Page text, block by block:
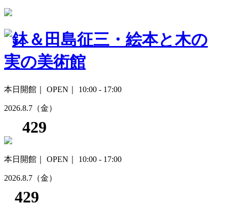
本日開館｜ OPEN｜ 10:00 - 17:00
2026.8.7 （金）
本日開館｜ OPEN｜ 10:00 - 17:00
2026.8.7 （金）